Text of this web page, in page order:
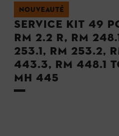
NOUVEAUTÉ
Service Kit 49
RM 2.2 R, RM
253.1, RM 253.2,
443.3, RM 448.1
MH 445